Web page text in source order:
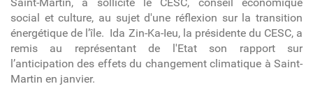
social et culture, au sujet d'une réflexion sur la transition
énergétique de l’île. Ida Zin-Ka-Ieu, la présidente du CESC, a
remis au représentant de l'Etat son rapport sur
l’anticipation des effets du changement climatique à Saint-
Martin en janvier.